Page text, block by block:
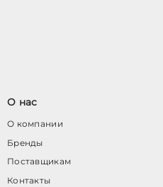
О нас
О компании
Бренды
Поставщикам
Контакты